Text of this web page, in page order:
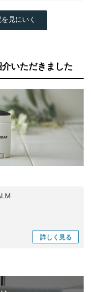
見にいく
介いただきました
詳しく 見る